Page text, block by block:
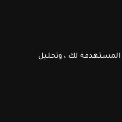
المستهدفة لك ، وتحليل